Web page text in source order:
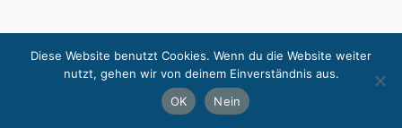
Diese Website benutzt Cookies. Wenn du die Website weiter
nutzt, gehen wir von deinem Einverständnis aus.
OK
Nein